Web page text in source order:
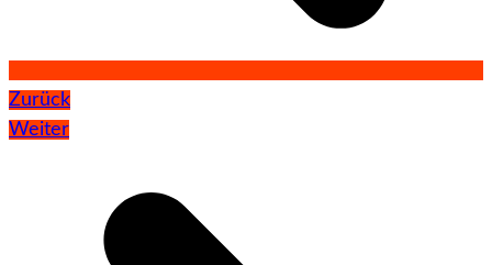
Zurück
Weiter